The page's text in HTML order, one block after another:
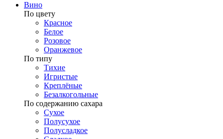
Вино
По цвету
Красное
Белое
Розовое
Оранжевое
По типу
Тихие
Игристые
Креплёные
Безалкогольные
По содержанию сахара
Сухое
Полусухое
Полусладкое